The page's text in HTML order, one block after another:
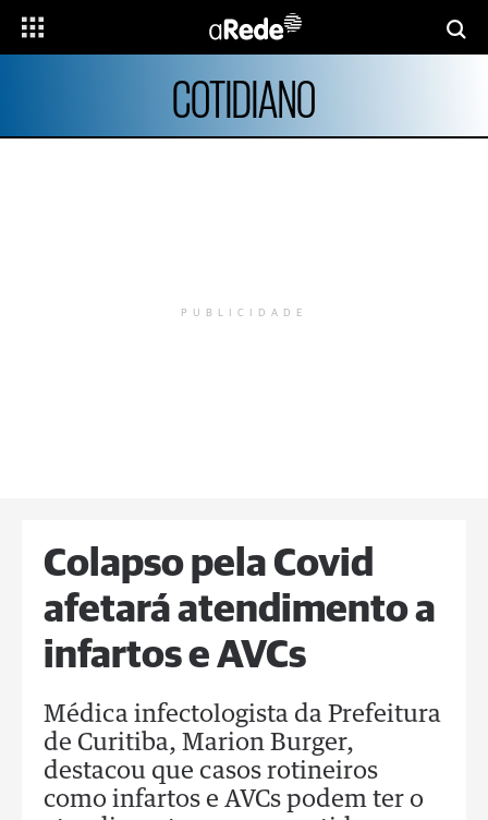
COTIDIANO
PUBLICIDADE
Colapso pela Covid
afetará atendimento a
infartos e AVCs
Médica infectologista da Prefeitura
de Curitiba, Marion Burger,
destacou que casos rotineiros
como infartos e AVCs podem ter o